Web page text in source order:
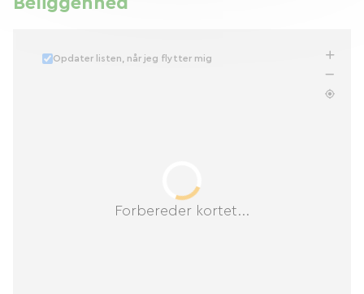
Forbereder kortet...
Opdater listen, når jeg flytter mig